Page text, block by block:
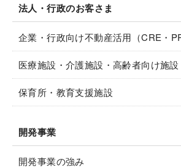
法人・行政のお客さま
企業・行政向け不動産活用（CRE・
医療施設・介護施設・高齢者向け施設
保育所・教育支援施設
開発事業
開発事業の強み